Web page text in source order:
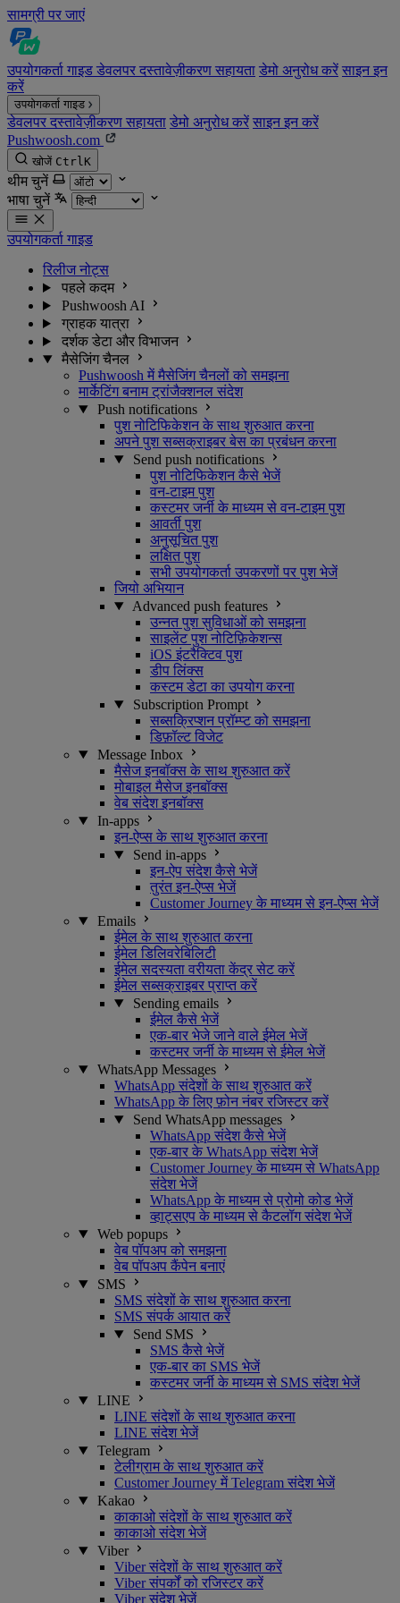
सामग्री पर जाएं
उपयोगकर्ता गाइड डेवलपर दस्तावेज़ीकरण सहायता डेमो अनुरोध करें साइन इन
करें
उपयोगकर्ता गाइड
डेवलपर दस्तावेज़ीकरण सहायता डेमो अनुरोध करें साइन इन करें
Pushwoosh.com
खोजें CtrlK
थीम चुनें
भाषा चुनें
उपयोगकर्ता गाइड
रिलीज नोट्स
पहले कदम
Pushwoosh AI
ग्राहक यात्रा
दर्शक डेटा और विभाजन
मैसेजिंग चैनल
Pushwoosh में मैसेजिंग चैनलों को समझना
मार्केटिंग बनाम ट्रांजैक्शनल संदेश
Push notifications
पुश नोटिफिकेशन के साथ शुरुआत करना
अपने पुश सब्सक्राइबर बेस का प्रबंधन करना
Send push notifications
पुश नोटिफिकेशन कैसे भेजें
वन-टाइम पुश
कस्टमर जर्नी के माध्यम से वन-टाइम पुश
आवर्ती पुश
अनुसूचित पुश
लक्षित पुश
सभी उपयोगकर्ता उपकरणों पर पुश भेजें
जियो अभियान
Advanced push features
उन्नत पुश सुविधाओं को समझना
साइलेंट पुश नोटिफ़िकेशन्स
iOS इंटरैक्टिव पुश
डीप लिंक्स
कस्टम डेटा का उपयोग करना
Subscription Prompt
सब्सक्रिप्शन प्रॉम्प्ट को समझना
डिफ़ॉल्ट विजेट
Message Inbox
मैसेज इनबॉक्स के साथ शुरुआत करें
मोबाइल मैसेज इनबॉक्स
वेब संदेश इनबॉक्स
In-apps
इन-ऐप्स के साथ शुरुआत करना
Send in-apps
इन-ऐप संदेश कैसे भेजें
तुरंत इन-ऐप्स भेजें
Customer Journey के माध्यम से इन-ऐप्स भेजें
Emails
ईमेल के साथ शुरुआत करना
ईमेल डिलिवरेबिलिटी
ईमेल सदस्यता वरीयता केंद्र सेट करें
ईमेल सब्सक्राइबर प्राप्त करें
Sending emails
ईमेल कैसे भेजें
एक-बार भेजे जाने वाले ईमेल भेजें
कस्टमर जर्नी के माध्यम से ईमेल भेजें
WhatsApp Messages
WhatsApp संदेशों के साथ शुरुआत करें
WhatsApp के लिए फ़ोन नंबर रजिस्टर करें
Send WhatsApp messages
WhatsApp संदेश कैसे भेजें
एक-बार के WhatsApp संदेश भेजें
Customer Journey के माध्यम से WhatsApp
संदेश भेजें
WhatsApp के माध्यम से प्रोमो कोड भेजें
व्हाट्सएप के माध्यम से कैटलॉग संदेश भेजें
Web popups
वेब पॉपअप को समझना
वेब पॉपअप कैंपेन बनाएं
SMS
SMS संदेशों के साथ शुरुआत करना
SMS संपर्क आयात करें
Send SMS
SMS कैसे भेजें
एक-बार का SMS भेजें
कस्टमर जर्नी के माध्यम से SMS संदेश भेजें
LINE
LINE संदेशों के साथ शुरुआत करना
LINE संदेश भेजें
Telegram
टेलीग्राम के साथ शुरुआत करें
Customer Journey में Telegram संदेश भेजें
Kakao
काकाओ संदेशों के साथ शुरुआत करें
काकाओ संदेश भेजें
Viber
Viber संदेशों के साथ शुरुआत करें
Viber संपर्कों को रजिस्टर करें
Viber संदेश भेजें